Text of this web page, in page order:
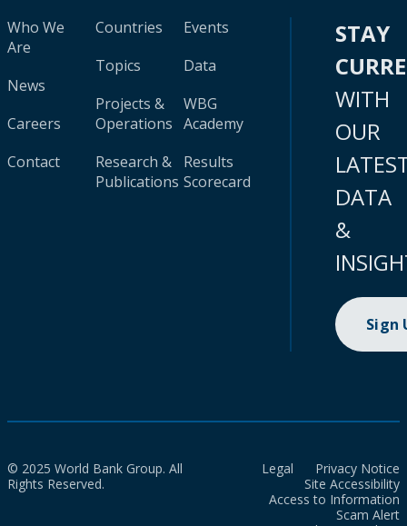
Who We
Are
News
Careers
Contact
Countries
Topics
Projects &
Operations
Research &
Publications
Events
Data
WBG
Academy
Results
Scorecard
STAY
WITH
OUR
DATA
&
Sign
© 2025 World Bank Group. All
Rights Reserved.
Legal
Privacy Notice
Site Accessibility
Access to Information
Scam Alert